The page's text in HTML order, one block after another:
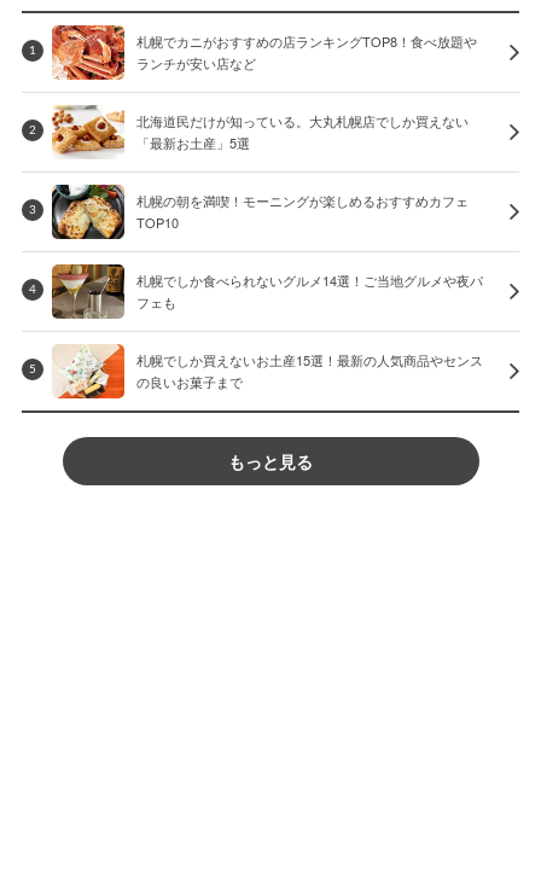
1
札幌でカニがおすすめの店ランキングTOP8！食べ放題や
ランチが安い店など
2
北海道民だけが知っている。大丸札幌店でしか買えない
「最新お土産」5選
3
札幌の朝を満喫！モーニングが楽しめるおすすめカフェ
TOP10
4
札幌でしか食べられないグルメ14選！ご当地グルメや夜パ
フェも
5
札幌でしか買えないお土産15選！最新の人気商品やセンス
の良いお菓子まで
もっと見る